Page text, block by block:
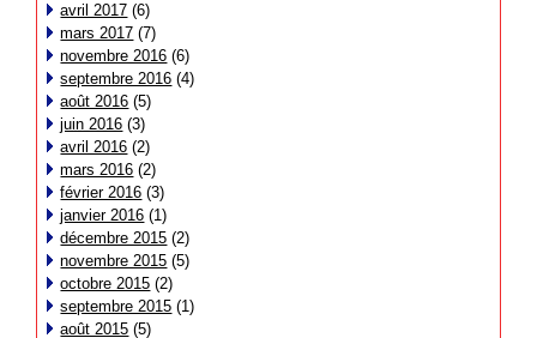
avril 2017 (6)
mars 2017 (7)
novembre 2016 (6)
septembre 2016 (4)
août 2016 (5)
juin 2016 (3)
avril 2016 (2)
mars 2016 (2)
février 2016 (3)
janvier 2016 (1)
décembre 2015 (2)
novembre 2015 (5)
octobre 2015 (2)
septembre 2015 (1)
août 2015 (5)